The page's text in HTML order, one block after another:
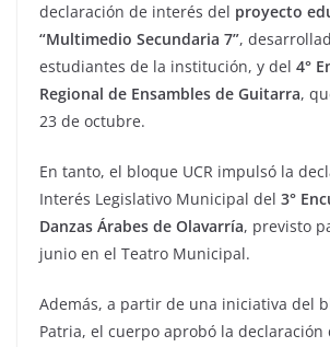
declaración de interés del proyecto
“Multimedio Secundaria 7”,
estudiantes de la institución, y del 4°
Regional de Ensambles de Guitarra,
23 de octubre.
En tanto, el bloque UCR impulsó la
Interés Legislativo Municipal del 3°
Danzas Árabes de Olavarría, previsto
junio en el Teatro Municipal.
Además, a partir de una iniciativa del
Patria, el cuerpo aprobó la declaración